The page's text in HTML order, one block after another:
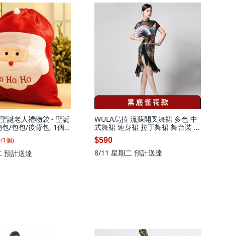
誕老人禮物袋 - 聖誕
/包包/後背包, 1個,
/1個)
預計送達
WULA烏拉 流蘇開叉舞裙 多色 中
式舞裙 連身裙 拉丁舞裙 舞台裝 舞
蹈
$590
8/11 星期二 預計送達